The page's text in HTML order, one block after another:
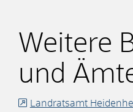
Weitere
und
Landratsamt